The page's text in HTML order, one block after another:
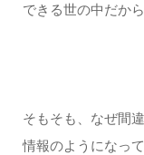
できる世の中だか
そもそも、なぜ間
情報のようになっ